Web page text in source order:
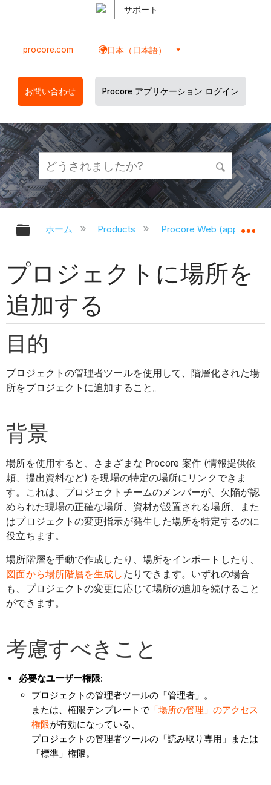
サポート
procore.com 日本（日本語）
お問い合わせ Procore アプリケーション ログイン
グローバル階層を展開/折りたたむ
ホーム Products Procore Web
プロジェクトに場所を
追加する
目的
プロジェクトの管理者ツールを使用して、階層化された場
所をプロジェクトに追加すること。
背景
場所を使用すると、さまざまな Procore 案件 (情報提供依
頼、提出資料など) を現場の特定の場所にリンクできま
す。これは、プロジェクトチームのメンバーが、欠陥が認
められた現場の正確な場所、資材が設置される場所、また
はプロジェクトの変更指示が発生した場所を特定するのに
役立ちます。
場所階層を手動で作成したり、場所をインポートしたり、
図面から場所階層を生成し たりできます。いずれの場合
も、プロジェクトの変更に応じて場所の追加を続けること
ができます。
考慮すべきこと
必要なユーザー権限:
プロジェクトの管理者ツールの「管理者」。
または、権限テンプレートで 「場所の管理」のアクセス
権限が有効になっている、
プロジェクトの管理者ツールの「読み取り専用」または
「標準」権限。